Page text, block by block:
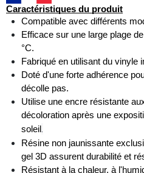
Caractéristiques du produit
Compatible avec différents
Efficace sur une large plage
°C.
Fabriqué en utilisant du vinyle
Doté d'une forte adhérence
décolle pas.
Utilise une encre résistante
décoloration après une
soleil.
Résine non jaunissante
gel 3D assurent durabilité et
Résistant à la chaleur, à